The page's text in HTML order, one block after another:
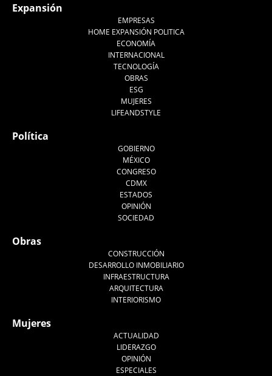
Expansión
EMPRESAS
HOME EXPANSIÓN POLITICA
ECONOMÍA
INTERNACIONAL
TECNOLOGÍA
OBRAS
ESG
MUJERES
LIFEANDSTYLE
Política
GOBIERNO
MÉXICO
CONGRESO
CDMX
ESTADOS
OPINIÓN
SOCIEDAD
Obras
CONSTRUCCIÓN
DESARROLLO INMOBILIARIO
INFRAESTRUCTURA
ARQUITECTURA
INTERIORISMO
Mujeres
ACTUALIDAD
LIDERAZGO
OPINIÓN
ESPECIALES